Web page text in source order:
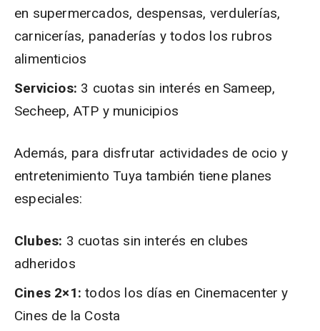
en supermercados, despensas, verdulerías,
carnicerías, panaderías y todos los rubros
alimenticios
Servicios: 3 cuotas sin interés en Sameep,
Secheep, ATP y municipios
Además, para disfrutar actividades de ocio y
entretenimiento Tuya también tiene planes
especiales:
Clubes: 3 cuotas sin interés en clubes
adheridos
Cines 2×1:todos los días en Cinemacenter y
Cines de la Costa